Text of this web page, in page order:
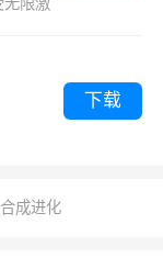
下载
成进化